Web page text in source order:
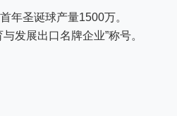
年圣诞球产量1500万。
发展出口名牌企业”称号。